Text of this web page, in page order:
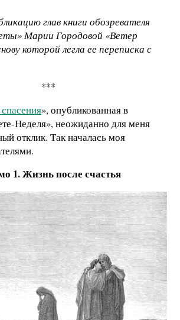
глав книги обозревателя
Марии Городовой «Ветер
которой легла ее переписка с
***
», опубликованная в
Неделя», неожиданно для меня
отклик. Так началась моя
1. Жизнь после счастья